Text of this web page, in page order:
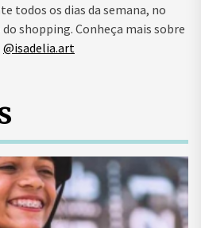
todos os dias da semana, no
shopping. Conheça mais sobre
@isadelia.art